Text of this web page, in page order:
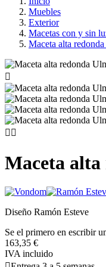
Muebles
Exterior
Macetas con y sin
Maceta alta

 
Maceta
Diseño Ramón Esteve
Se el primero en escribir
163,35 €
IVA incluido